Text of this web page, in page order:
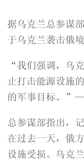
据乌克兰总参谋
于乌克兰袭击俄
“我们强调，乌
止打击能源设施
的军事目标。
总参谋部指出，
在过去一天，俄
设施受损。乌克